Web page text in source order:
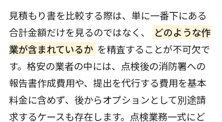
見積もり書を比較する際は、単に一番下にある
合計金額だけを見るのではなく、
どのような作
業が含まれているか を精査することが不可欠で
す。格安の業者の中には、点検後の消防署への
報告書作成費用や、提出を代行する費用を基本
料金に含めず、後からオプションとして別途請
求するケースも存在します。点検業務一式にど